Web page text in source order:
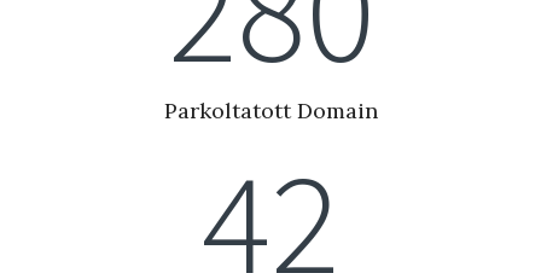
Parkoltatott Domain
42